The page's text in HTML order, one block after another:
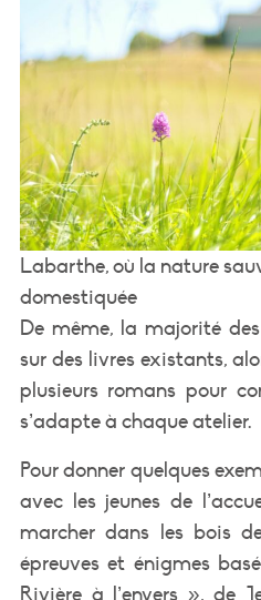
Labarthe, où la nature
domestiquée
De même, la majorité
sur des livres existants,
plusieurs romans pour
s’adapte à chaque atelier.
Pour donner quelques
avec les jeunes de
marcher dans les bois
épreuves et énigmes
Rivière à l’envers », de